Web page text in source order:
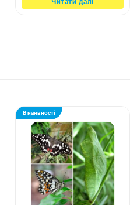
Читати далі
В наявності